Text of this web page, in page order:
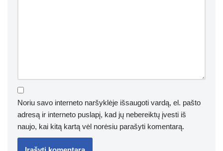
Noriu savo interneto naršyklėje išsaugoti vardą, el. pašto
adresą ir interneto puslapį, kad jų nebereiktų įvesti iš
naujo, kai kitą kartą vėl norėsiu parašyti komentarą.